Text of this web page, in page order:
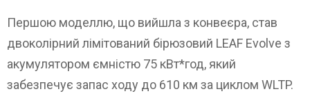
Першою моделлю, що вийшла з конвеєра, став
двоколірний лімітований бірюзовий LEAF Evolve з
акумулятором ємністю 75 кВт*год, який
забезпечує запас ходу до 610 км за циклом WLTP.